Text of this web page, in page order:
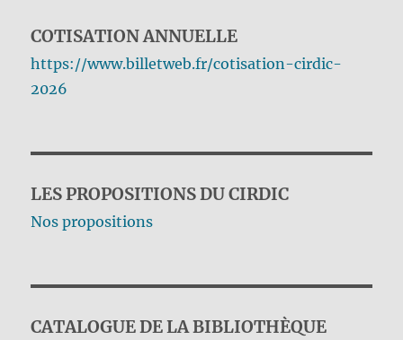
COTISATION ANNUELLE
https://www.billetweb.fr/cotisation-cirdic-
2026
LES PROPOSITIONS DU CIRDIC
Nos propositions
CATALOGUE DE LA BIBLIOTHÈQUE